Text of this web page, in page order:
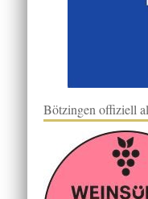
Bötzingen offiziell